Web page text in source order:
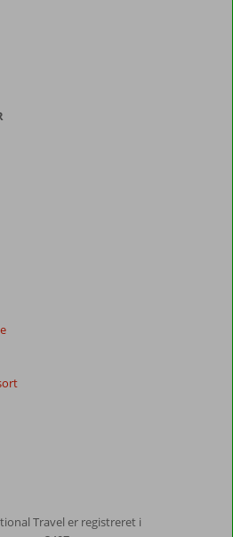
Travel er registreret i